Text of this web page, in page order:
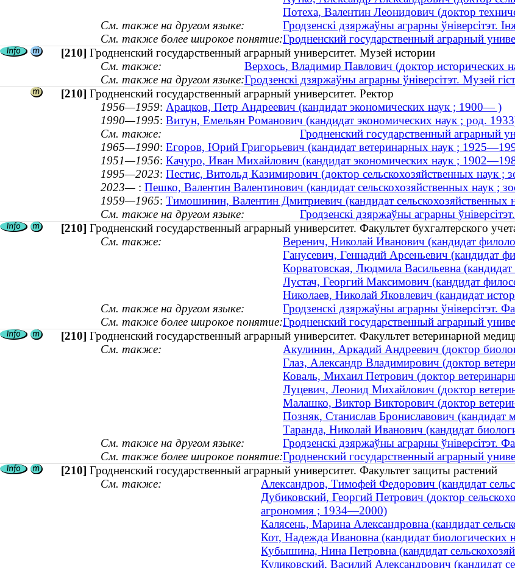
Потеха, Валентин Леонидович (доктор
См. также на другом языке:
Гродзенскі дзяржаўны аграрны ўнiверсiтэт.
См. также более широкое понятие:Гродненский государственный аграрный
[210] Гродненский государственный аграрный университет. Музей истории
См. также:
Верхось, Владимир Павлович (доктор исторических
См. также на другом языке:Гродзенскі дзяржаўны аграрны ўніверсітэт. Музей
[210] Гродненский государственный аграрный университет. Ректор
1956—1959: Арацков, Петр Андреевич (кандидат экономических наук ; 1900— )
1990—1995: Витун, Емельян Романович (кандидат экономических наук ; род.
См. также:
Гродненский государственный аграрный
1965—1990: Егоров, Юрий Григорьевич (кандидат ветеринарных наук ;
1951—1956: Качуро, Иван Михайлович (кандидат экономических наук ;
1995—2023: Пестис, Витольд Казимирович (доктор сельскохозяйственных наук ;
2023— : Пешко, Валентин Валентинович (кандидат сельскохозяйственных наук ;
1959—1965: Тимошинин, Валентин Дмитриевич (кандидат
См. также на другом языке:
Гродзенскі дзяржаўны аграрны
[210] Гродненский государственный аграрный университет. Факультет бухгалтерского
См. также:
Веренич, Николай Иванович (кандидат
Ганусевич, Геннадий Арсеньевич (кандидат
Корватовская, Людмила Васильевна
Лустач, Георгий Максимович (кандидат
Николаев, Николай Яковлевич (кандидат
См. также на другом языке:
Гродзенскі дзяржаўны аграрны ўнiверсiтэт.
См. также более широкое понятие:Гродненский государственный аграрный
[210] Гродненский государственный аграрный университет. Факультет ветеринарной
См. также:
Акулинин, Аркадий Андреевич (доктор
Глаз, Александр Владимирович (доктор
Коваль, Михаил Петрович (доктор
Луцевич, Леонид Михайлович (доктор
Малашко, Виктор Викторович (доктор
Позняк, Станислав Брониславович
Таранда, Николай Иванович (кандидат
См. также на другом языке:
Гродзенскі дзяржаўны аграрны ўнiверсiтэт.
См. также более широкое понятие:Гродненский государственный аграрный
[210] Гродненский государственный аграрный университет. Факультет защиты растений
См. также:
Александров, Тимофей Федорович (кандидат
Дубиковский, Георгий Петрович (доктор
агрономия ; 1934—2000)
Калясень, Марина Александровна (кандидат
Кот, Надежда Ивановна (кандидат биологических
Кубышина, Нина Петровна (кандидат
Куликовский, Василий Александрович (кандидат